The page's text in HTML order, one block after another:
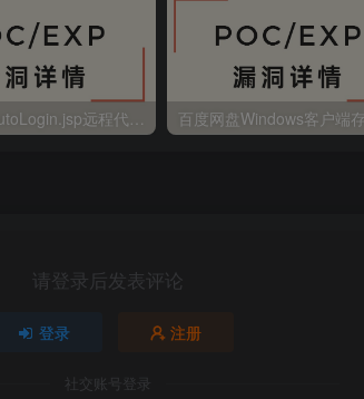
请登录后发表评论
登录 注册
社交账号登录